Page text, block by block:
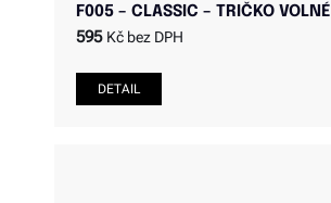
F005 – CLASSIC – TRIČKO VOLNÉ
595 Kč bez DPH